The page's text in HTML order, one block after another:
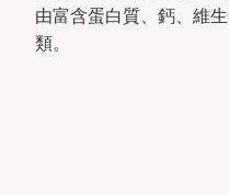
由富含蛋白質、鈣、維
類。